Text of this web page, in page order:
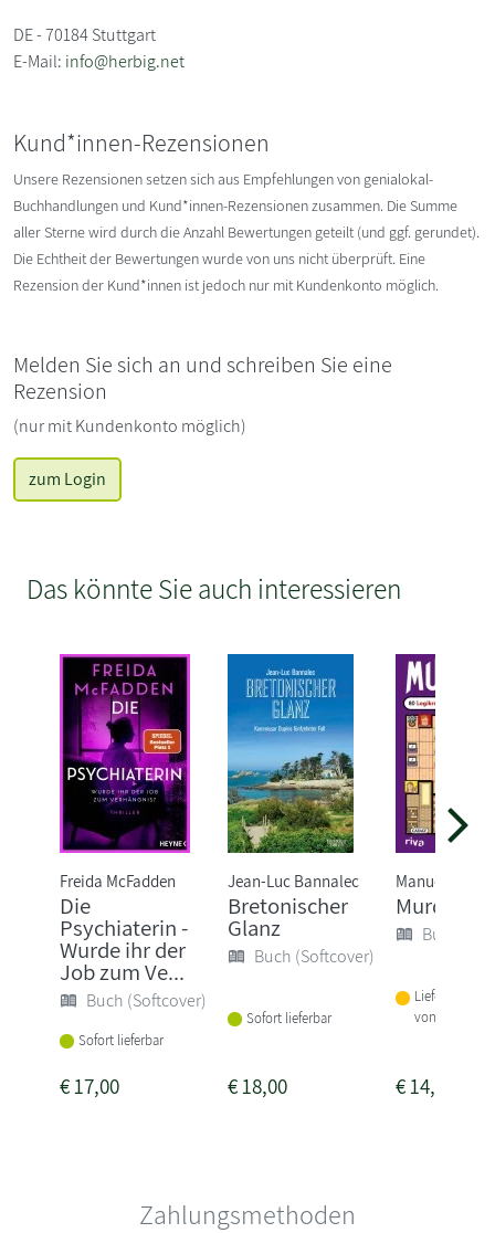
DE - 70184 Stuttgart
E-Mail: info@herbig.net
Kund*innen-Rezensionen
Unsere Rezensionen setzen sich aus Empfehlungen von genialokal-
Buchhandlungen und Kund*innen-Rezensionen zusammen. Die Summe
aller Sterne wird durch die Anzahl Bewertungen geteilt (und ggf. gerundet).
Die Echtheit der Bewertungen wurde von uns nicht überprüft. Eine
Rezension der Kund*innen ist jedoch nur mit Kundenkonto möglich.
Melden Sie sich an und schreiben Sie eine
Rezension
(nur mit Kundenkonto möglich)
zum Login
Das könnte Sie auch interessieren
Freida McFadden
Die
Psychiaterin -
Wurde ihr der
Job zum Ve...
Buch (Softcover)
Sofort lieferbar
€17,00
Jean-Luc Bannalec
Bretonischer
Glanz
Buch (Softcover)
Sofort lieferbar
€18,00
Manuel
Murdoku
Buch
Lieferbar
von 1-2
€14,00
Zahlungsmethoden